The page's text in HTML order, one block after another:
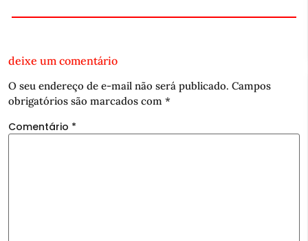
deixe um comentário
O seu endereço de e-mail não será publicado. Campos
obrigatórios são marcados com *
Comentário *